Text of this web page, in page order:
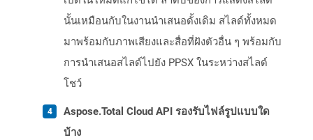
นั้นเหมือนกับในงานนำเสนอดั้งเดิม สไลด์ทั้งหมด
มาพร้อมกับภาพเสียงและสื่อที่ฝังตัวอื่น ๆ พร้อมกับ
การนำเสนอสไลด์ไปยัง PPSX ในระหว่างสไลด์
โชว์
Aspose.Total Cloud API รองรับไฟล์รูปแบบใด
บ้าง